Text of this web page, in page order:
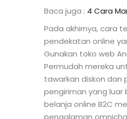
Baca juga : 4 Cara
Pada akhirnya, cara
pendekatan online
Gunakan toko web
Permudah mereka
tawarkan diskon dan
pengiriman yang luar
belanja online B2C
pengalaman